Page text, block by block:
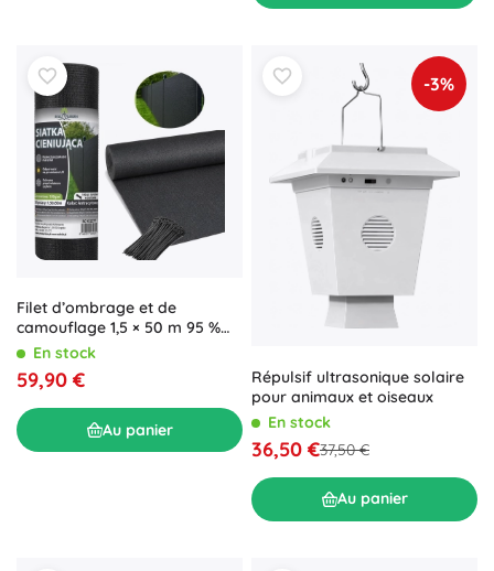
Filet d’ombrage et de
camouflage 1,5 × 50 m 95 %
180 g/m² + 100 colliers de
En stock
59,90 €
Au panier
-3%
Répulsif ultrasonique solaire
pour animaux et oiseaux
En stock
36,50 €37,50 €
Au panier